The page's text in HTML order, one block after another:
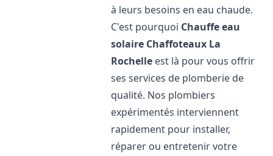
à leurs besoins en eau chaude.
C'est pourquoi Chauffe eau
solaire Chaffoteaux La
Rochelle est là pour vous offrir
ses services de plomberie de
qualité. Nos plombiers
expérimentés interviennent
rapidement pour installer,
réparer ou entretenir votre